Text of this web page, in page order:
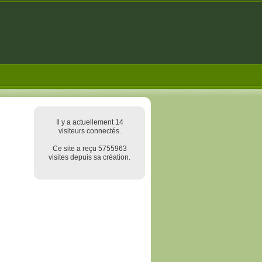
Il y a actuellement 14
visiteurs connectés.
Ce site a reçu 5755963
visites depuis sa création.